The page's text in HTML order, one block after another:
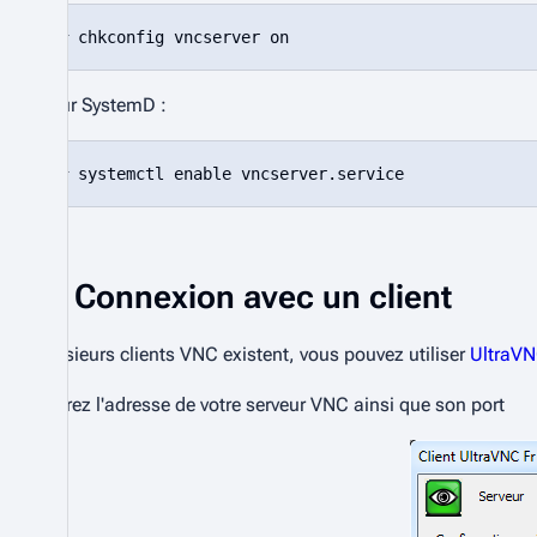
Pour SystemD :
Connexion avec un client
Plusieurs clients VNC existent, vous pouvez utiliser
Entrez l'adresse de votre serveurVNC ainsi que son port